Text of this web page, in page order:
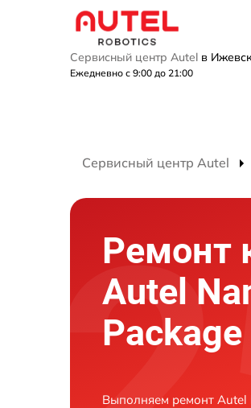
Сервисный центр Autel в
Ежедневно с 9:00 до 21:00
Сервисный центр Autel
Ремонт
Autel
Выполняем ремонт Autel